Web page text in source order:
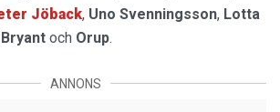
Jöback, Uno Svenningsson, Lotta
och Orup.
ANNONS